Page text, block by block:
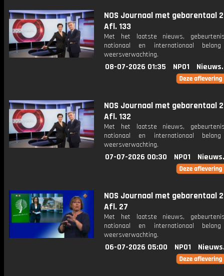
NOS Journaal met gebarentaal
Afl. 133
Met het laatste nieuws,
nationaal en internationaal
weersverwachting.
08-07-2026 01:35 NPO1
NOS Journaal met gebarentaal
Afl. 132
Met het laatste nieuws,
nationaal en internationaal
weersverwachting.
07-07-2026 00:30 NPO1
NOS Journaal met gebarentaal
Afl. 27
Met het laatste nieuws,
nationaal en internationaal
weersverwachting.
06-07-2026 05:00 NPO1